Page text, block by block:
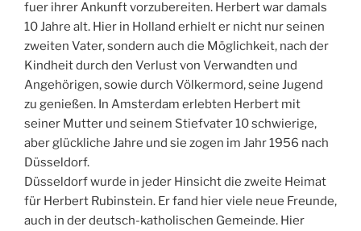
fuer ihrer Ankunft vorzubereiten. Herbert war damals
10 Jahre alt. Hier in Holland erhielt er nicht nur seinen
zweiten Vater, sondern auch die Möglichkeit, nach der
Kindheit durch den Verlust von Verwandten und
Angehörigen, sowie durch Völkermord, seine Jugend
zu genießen. In Amsterdam erlebten Herbert mit
seiner Mutter und seinem Stiefvater 10 schwierige,
aber glückliche Jahre und sie zogen im Jahr 1956 nach
Düsseldorf.
Düsseldorf wurde in jeder Hinsicht die zweite Heimat
für Herbert Rubinstein. Er fand hier viele neue Freunde,
auch in der deutsch-katholischen Gemeinde. Hier